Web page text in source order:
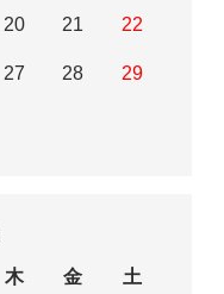
20 21 22
27 28 29
木 金 土